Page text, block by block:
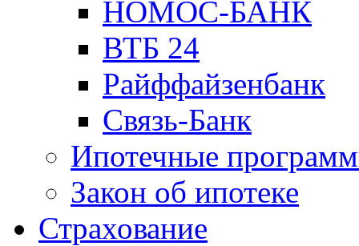
НОМОС-БАНК
ВТБ 24
Райффайзенбанк
Связь-Банк
Ипотечные
Закон об ипотеке
Страхование